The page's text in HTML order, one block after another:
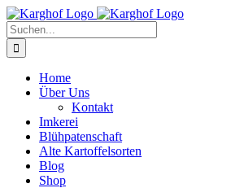
Zum
Inhalt
springen
Instagram
Facebook
Suche
nach:
Home
Über Uns
Kontakt
Imkerei
Blühpatenschaft
Alte Kartoffelsorten
Blog
Shop